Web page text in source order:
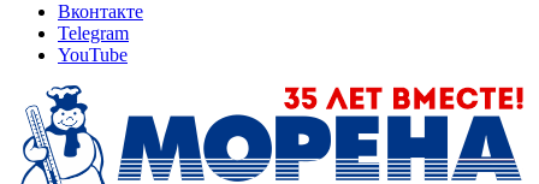
Вконтакте
Telegram
YouTube